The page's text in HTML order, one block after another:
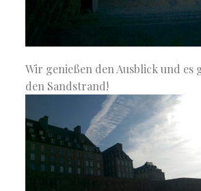
Wir genießen den Ausblick und es
den Sandstrand!